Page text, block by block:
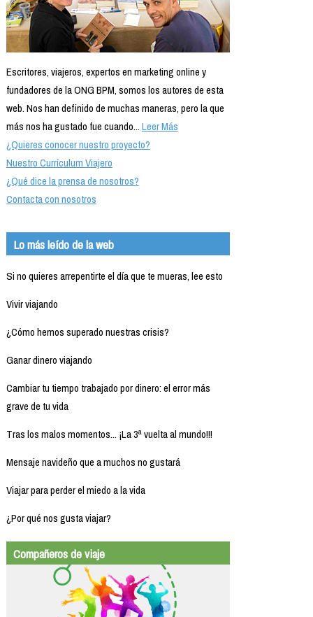
Escritores, viajeros, expertos en marketing online y
fundadores de la ONG BPM, somos los autores de esta
web. Nos han definido de muchas maneras, pero la que
más nos ha gustado fue cuando...Leer Más
¿Quieres conocer nuestro proyecto?
Nuestro Currículum Viajero
¿Qué dice la prensa de nosotros?
Contacta con nosotros
Lo más leído de la web
Si no quieres arrepentirte el día que te mueras, lee esto
Vivir viajando
¿Cómo hemos superado nuestras crisis?
Ganar dinero viajando
Cambiar tu tiempo trabajado por dinero: el error más
grave de tu vida
Tras los malos momentos... ¡La 3ª vuelta al mundo!!!
Mensaje navideño que a muchos no gustará
Viajar para perder el miedo a la vida
¿Por qué nos gusta viajar?
Compañeros de viaje